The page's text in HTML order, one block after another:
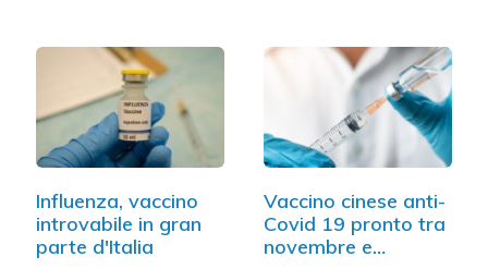
Influenza, vaccino
introvabile in gran
parte d'Italia
Vaccino cinese anti-
Covid 19 pronto tra
novembre e